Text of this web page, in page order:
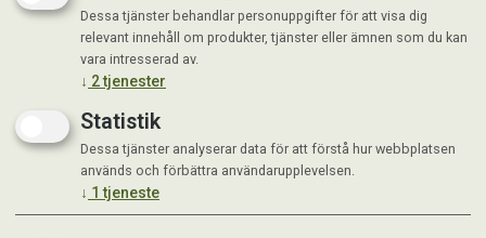
Dessa tjänster behandlar personuppgifter för att visa dig
relevant innehåll om produkter, tjänster eller ämnen som du kan
vara intresserad av.
↓ 2tjenester
Statistik
Dessa tjänster analyserar data för att förstå hur webbplatsen
används och förbättra användarupplevelsen.
↓ 1 tjeneste